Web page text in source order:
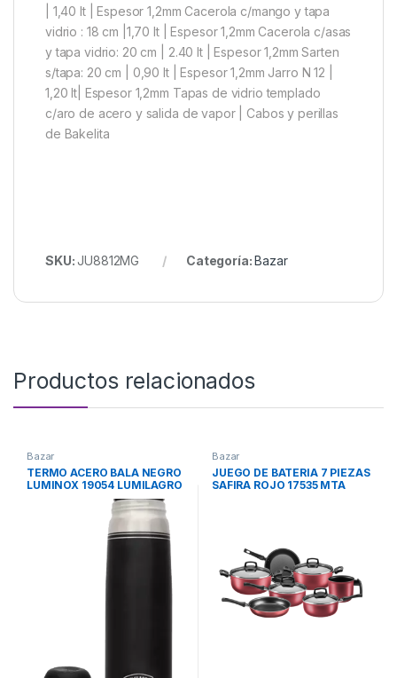
| 1,40 lt | Espesor 1,2mm Cacerola c/mango y tapa
vidrio : 18 cm |1,70 lt | Espesor 1,2mm Cacerola c/asas
y tapa vidrio: 20 cm | 2.40 lt | Espesor 1,2mm Sarten
s/tapa: 20 cm | 0,90 lt | Espesor 1,2mm Jarro N 12 |
1,20 lt| Espesor 1,2mm Tapas de vidrio templado
c/aro de acero y salida de vapor | Cabos y perillas
de Bakelita
SKU:JU8812MG Categoría:Bazar
Productos relacionados
Bazar
TERMO ACERO BALA NEGRO
LUMINOX 19054 LUMILAGRO
Bazar
JUEGO DE BATERIA 7 PIEZAS
SAFIRA ROJO 17535 MTA